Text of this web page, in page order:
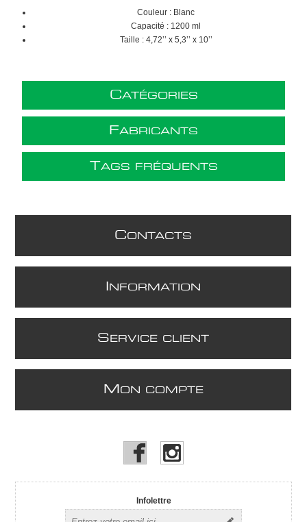
Couleur : Blanc
Capacité : 1200 ml
Taille : 4,72’’ x 5,3’’ x 10’’
CATÉGORIES
FABRICANTS
TAGS FRÉQUENTS
CONTACTS
NFORMATION
S ERVICE CLIENT
M ON COMPTE
Infolettre